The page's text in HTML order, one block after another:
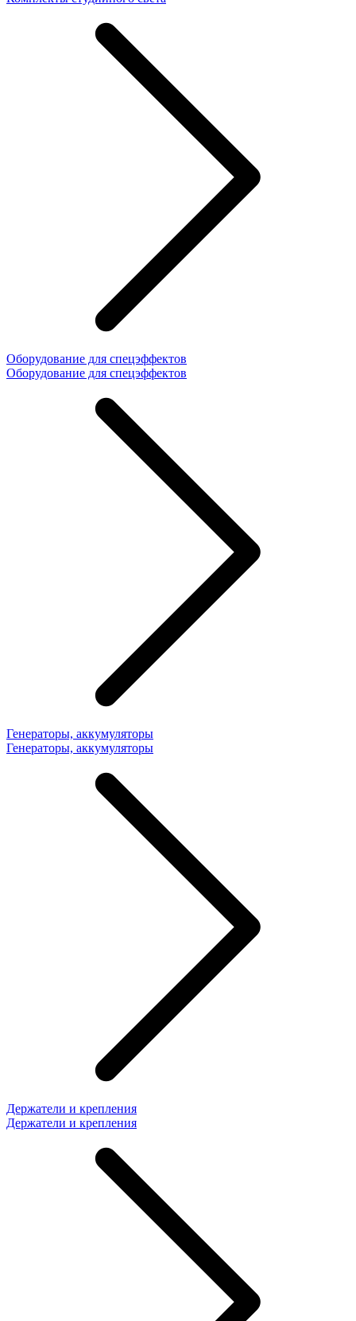
Оборудование для спецэффектов
Оборудование для спецэффектов
Генераторы, аккумуляторы
Генераторы, аккумуляторы
Держатели и крепления
Держатели и крепления